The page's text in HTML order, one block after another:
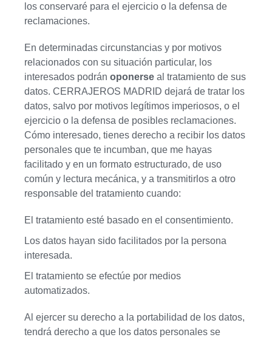
los conservaré para el ejercicio o la defensa de
reclamaciones.
En determinadas circunstancias y por motivos
relacionados con su situación particular, los
interesados podrán oponerse al tratamiento de sus
datos. CERRAJEROS MADRID dejará de tratar los
datos, salvo por motivos legítimos imperiosos, o el
ejercicio o la defensa de posibles reclamaciones.
Cómo interesado, tienes derecho a recibir los datos
personales que te incumban, que me hayas
facilitado y en un formato estructurado, de uso
común y lectura mecánica, y a transmitirlos a otro
responsable del tratamiento cuando:
El tratamiento esté basado en el consentimiento.
Los datos hayan sido facilitados por la persona
interesada.
El tratamiento se efectúe por medios
automatizados.
Al ejercer su derecho a la portabilidad de los datos,
tendrá derecho a que los datos personales se